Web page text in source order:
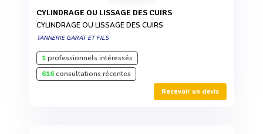
CYLINDRAGE OU LISSAGE DES CUIRS
CYLINDRAGE OU LISSAGE DES CUIRS
TANNERIE GARAT ET FILS
1professionnels intéressés
616consultations récentes
Recevoir un devis